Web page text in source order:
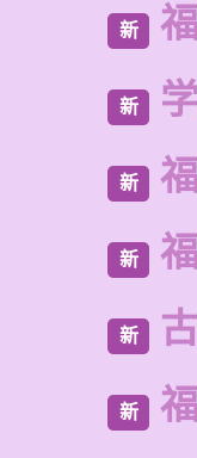
新
新
新
新
新
新